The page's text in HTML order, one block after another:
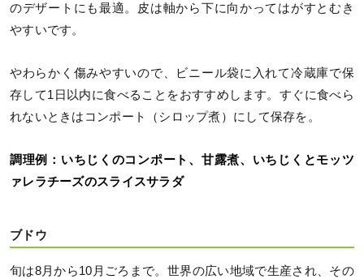
のデザートにも最適。皮は軸から下に向かってはがすとむき
やすいです。
やわらかく傷みやすいので、ビニール袋に入れて冷蔵庫で保
存して1日以内に食べることをおすすめします。すぐに食べら
れないときはコンポート（シロップ煮）にして保存を。
調理例：いちじくのコンポート、甘露煮、いちじくとモッツ
ァレラチーズのスライスサラダ
ブドウ
旬は8月から10月ごろまで。世界の広い地域で生産され、その